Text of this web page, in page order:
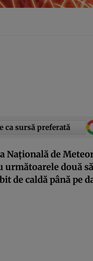
ca sursă preferată
Naţională de
următoarele două
de caldă până pe